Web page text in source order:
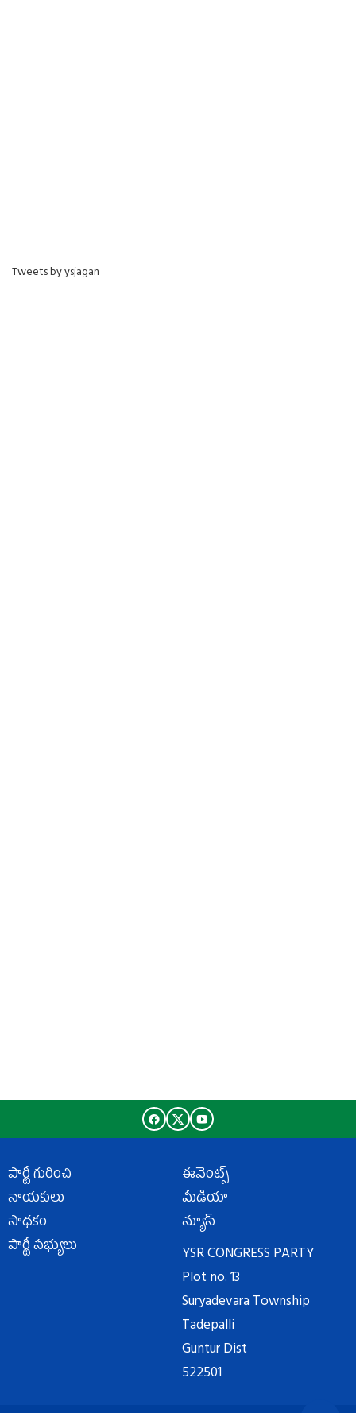
Tweets by ysjagan
పార్టీ గురించి
నాయకులు
సాధకం
పార్టీ సభ్యులు
ఈవెంట్స్
మీడియా
న్యూస్
YSR CONGRESS PARTY
Plot no. 13
Suryadevara Township
Tadepalli
Guntur Dist
522501